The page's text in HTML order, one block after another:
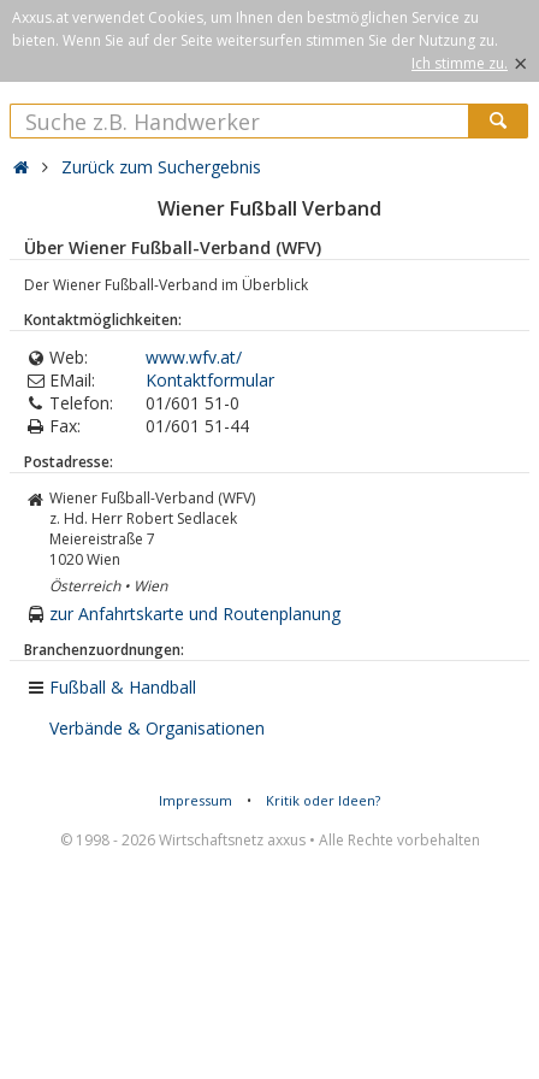
Axxus.at verwendet Cookies, um Ihnen den bestmöglichen Service zu
bieten. Wenn Sie auf der Seite weitersurfen stimmen Sie der Nutzung zu.
Ich stimme zu. ×
Zurück zum Suchergebnis
Wiener Fußball Verband
Über Wiener Fußball-Verband (WFV)
Der Wiener Fußball-Verband im Überblick
Kontaktmöglichkeiten:
Web:
www.wfv.at/
EMail:
Kontaktformular
Telefon:
01/601 51-0
Fax:
01/601 51-44
Postadresse:
Wiener Fußball-Verband (WFV)
z. Hd. Herr Robert Sedlacek
Meiereistraße 7
1020Wien
Österreich • Wien
zur Anfahrtskarte und Routenplanung
Branchenzuordnungen:
Fußball & Handball
Verbände & Organisationen
Impressum • Kritik oder Ideen?
© 1998 - 2026 Wirtschaftsnetz axxus • Alle Rechte vorbehalten